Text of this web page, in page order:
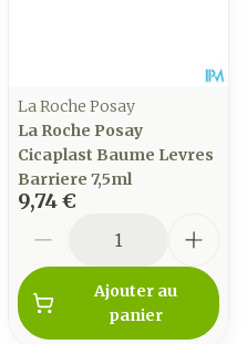
La Roche Posay
La Roche Posay
Cicaplast Baume Levres
Barriere 7,5ml
9,74 €
Ajouter au
panier